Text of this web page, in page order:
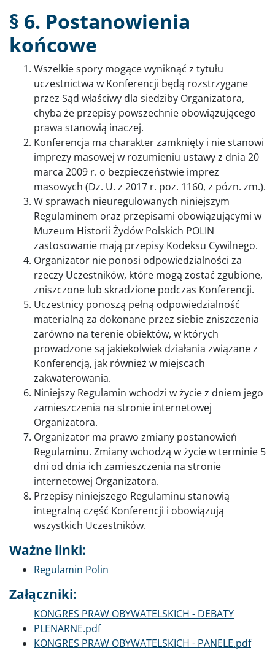
§ 6. Postanowienia
końcowe
Wszelkie spory mogące wyniknąć z tytułu
uczestnictwa w Konferencji będą rozstrzygane
przez Sąd właściwy dla siedziby Organizatora,
chyba że przepisy powszechnie obowiązującego
prawa stanowią inaczej.
Konferencja ma charakter zamknięty i nie stanowi
imprezy masowej w rozumieniu ustawy z dnia 20
marca 2009 r. o bezpieczeństwie imprez
masowych (Dz. U. z 2017 r. poz. 1160, z pózn. zm.).
W sprawach nieuregulowanych niniejszym
Regulaminem oraz przepisami obowiązującymi w
Muzeum Historii Żydów Polskich POLIN
zastosowanie mają przepisy Kodeksu Cywilnego.
Organizator nie ponosi odpowiedzialności za
rzeczy Uczestników, które mogą zostać zgubione,
zniszczone lub skradzione podczas Konferencji.
Uczestnicy ponoszą pełną odpowiedzialność
materialną za dokonane przez siebie zniszczenia
zarówno na terenie obiektów, w których
prowadzone są jakiekolwiek działania związane z
Konferencją, jak również w miejscach
zakwaterowania.
Niniejszy Regulamin wchodzi w życie z dniem jego
zamieszczenia na stronie internetowej
Organizatora.
Organizator ma prawo zmiany postanowień
Regulaminu. Zmiany wchodzą w życie w terminie 5
dni od dnia ich zamieszczenia na stronie
internetowej Organizatora.
Przepisy niniejszego Regulaminu stanowią
integralną część Konferencji i obowiązują
wszystkich Uczestników.
Ważne linki:
Regulamin Polin
Załączniki:
Dokument
KONGRES PRAW OBYWATELSKICH - DEBATY
PLENARNE.pdf
Dokument
KONGRES PRAW OBYWATELSKICH - PANELE.pdf